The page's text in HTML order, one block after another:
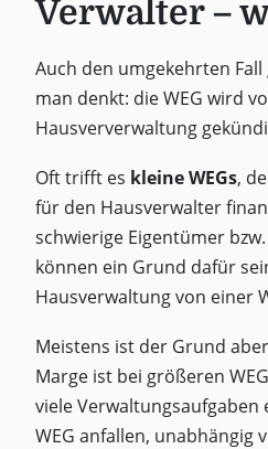
Verwalter –
Auch den umgekehrten
man denkt: die WEG wird
Hausververwaltung
Oft trifft es kleine WEGs,
für den Hausverwalter
schwierige Eigentümer
können ein Grund dafür
Hausverwaltung von einer
Meistens ist der Grund
Marge ist bei größeren
viele
WEG anfallen, unabhängig